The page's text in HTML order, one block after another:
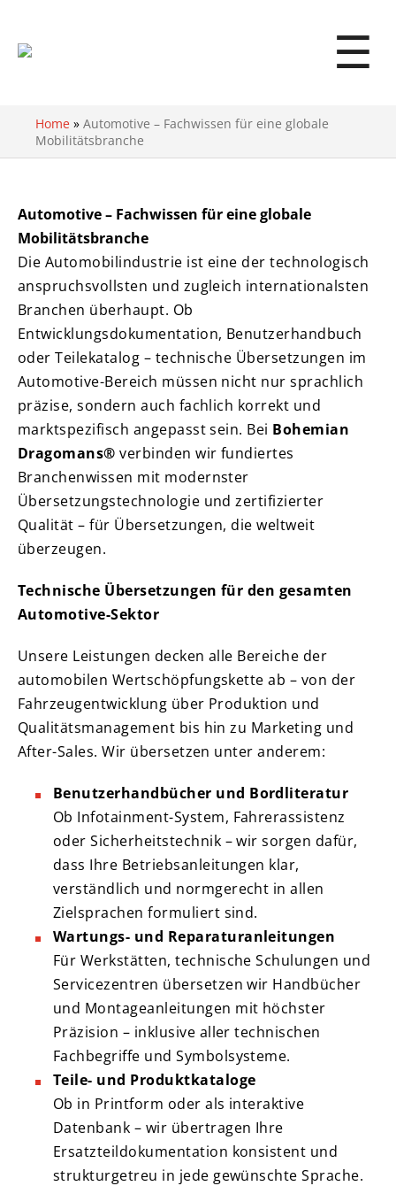
☰
Home » Automotive – Fachwissen für eine globale
Mobilitätsbranche
Automotive – Fachwissen für eine globale
Mobilitätsbranche
Die Automobilindustrie ist eine der technologisch
anspruchsvollsten und zugleich internationalsten
Branchen überhaupt. Ob
Entwicklungsdokumentation, Benutzerhandbuch
oder Teilekatalog – technische Übersetzungen im
Automotive-Bereich müssen nicht nur sprachlich
präzise, sondern auch fachlich korrekt und
marktspezifisch angepasst sein. Bei Bohemian
Dragomans® verbinden wir fundiertes
Branchenwissen mit modernster
Übersetzungstechnologie und zertifizierter
Qualität – für Übersetzungen, die weltweit
überzeugen.
Technische Übersetzungen für den gesamten
Automotive-Sektor
Unsere Leistungen decken alle Bereiche der
automobilen Wertschöpfungskette ab – von der
Fahrzeugentwicklung über Produktion und
Qualitätsmanagement bis hin zu Marketing und
After-Sales. Wir übersetzen unter anderem:
Benutzerhandbücher und Bordliteratur
Ob Infotainment-System, Fahrerassistenz
oder Sicherheitstechnik – wir sorgen dafür,
dass Ihre Betriebsanleitungen klar,
verständlich und normgerecht in allen
Zielsprachen formuliert sind.
Wartungs- und Reparaturanleitungen
Für Werkstätten, technische Schulungen und
Servicezentren übersetzen wir Handbücher
und Montageanleitungen mit höchster
Präzision – inklusive aller technischen
Fachbegriffe und Symbolsysteme.
Teile- und Produktkataloge
Ob in Printform oder als interaktive
Datenbank – wir übertragen Ihre
Ersatzteildokumentation konsistent und
strukturgetreu in jede gewünschte Sprache.